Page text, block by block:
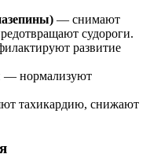
— снимают
судороги.
развитие
— нормализуют
тахикардию, снижают